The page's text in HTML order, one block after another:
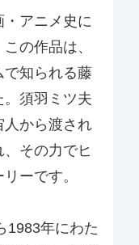
・アニメ史に
の作品は、
で知られる藤
須羽ミツ夫
人から渡され
その力でヒ
ーです。
1983年にわた